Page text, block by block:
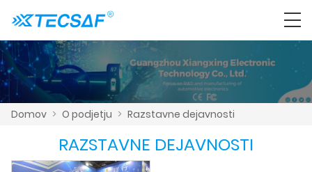
Domov > O podjetju > Razstavne dejavnosti
RAZSTAVNE DEJAVNOSTI